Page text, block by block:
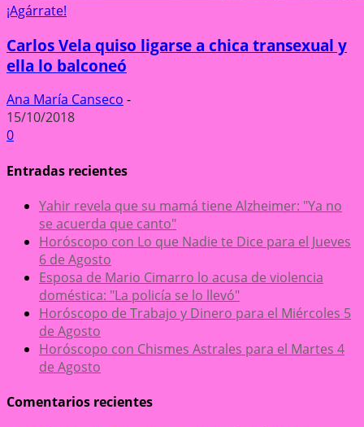
¡Agárrate!
Carlos Vela quiso ligarse a chica transexual y
ella lo balconeó
Ana María Canseco -
15/10/2018
0
Entradas recientes
Yahir revela que su mamá tiene Alzheimer: "Ya no
se acuerda que canto"
Horóscopo con Lo que Nadie te Dice para el Jueves
6 de Agosto
Esposa de Mario Cimarro lo acusa de violencia
doméstica: "La policía se lo llevó"
Horóscopo de Trabajo y Dinero para el Miércoles 5
de Agosto
Horóscopo con Chismes Astrales para el Martes 4
de Agosto
Comentarios recientes